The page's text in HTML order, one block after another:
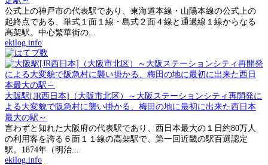
公式上の神戸市の代表駅であり、東海道本線・山陽本線の公式上の
起終点である、単式１面１線・島式２面４線と通過線１線からなる
高架駅。中心繁華街の...
ekilog.info
大阪駅[JR西日本]（大阪市北区）～大阪ステーションシティ再開発に
よる大変貌で阪急村に襲い掛かる、梅田の地に最初に出来た西日本
最大の駅～
言わずと知れた大阪府の代表駅であり、西日本最大の１日約80万人
の利用客を誇る６面１１線の高架駅で、第一回近畿の駅百選認定
駅。1874年（明治...
ekilog.info